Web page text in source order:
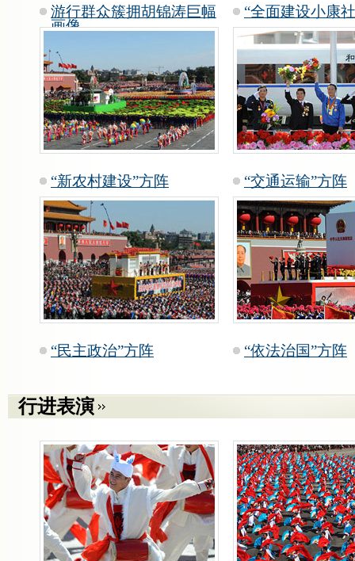
游行群众簇拥胡锦涛巨幅
画像
“全面建设小康
“新农村建设”方阵 “交通运输”方阵
“民主政治”方阵 “依法治国”方阵
行进表演